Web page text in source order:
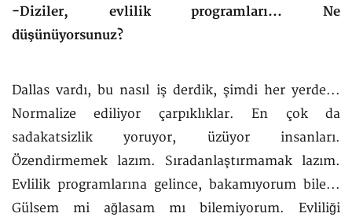
-Diziler, evlilik programları... Ne
düşünüyorsunuz?
Dallas vardı, bu nasıl iş derdik, şimdi her yerde...
Normalize ediliyor çarpıklıklar. En çok da
sadakatsizlik yoruyor, üzüyor insanları.
Özendirmemek lazım. Sıradanlaştırmamak lazım.
Evlilik programlarına gelince, bakamıyorum bile...
Gülsem mi ağlasam mı bilemiyorum. Evliliği